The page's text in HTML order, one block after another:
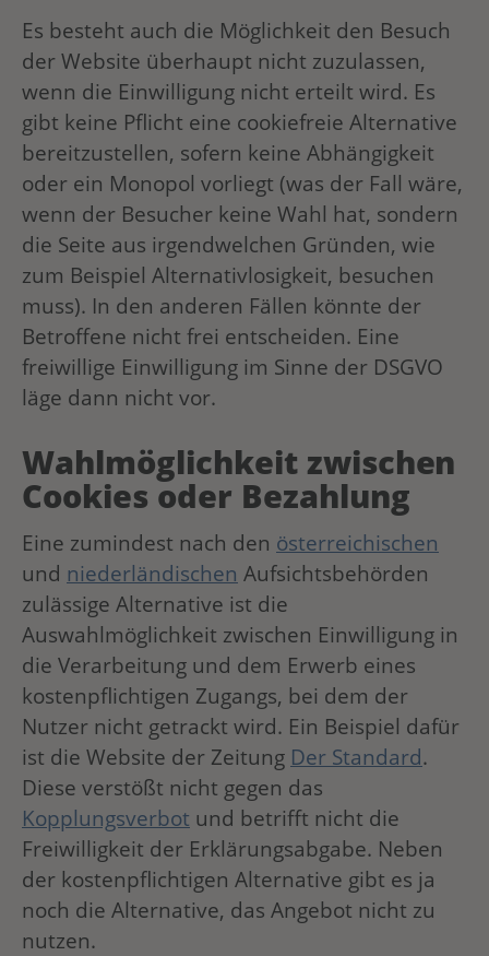
Es besteht auch die Möglichkeit den Besuch
der Website überhaupt nicht zuzulassen,
wenn die Einwilligung nicht erteilt wird. Es
gibt keine Pflicht eine cookiefreie Alternative
bereitzustellen, sofern keine Abhängigkeit
oder ein Monopol vorliegt (was der Fall wäre,
wenn der Besucher keine Wahl hat, sondern
die Seite aus irgendwelchen Gründen, wie
zum Beispiel Alternativlosigkeit, besuchen
muss). In den anderen Fällen könnte der
Betroffene nicht frei entscheiden. Eine
freiwillige Einwilligung im Sinne der DSGVO
läge dann nicht vor.
Wahlmöglichkeit zwischen
Cookies oder Bezahlung
Eine zumindest nach den österreichischen
und niederländischen Aufsichtsbehörden
zulässige Alternative ist die
Auswahlmöglichkeit zwischen Einwilligung in
die Verarbeitung und dem Erwerb eines
kostenpflichtigen Zugangs, bei dem der
Nutzer nicht getrackt wird. Ein Beispiel dafür
ist die Website der Zeitung Der Standard.
Diese verstößt nicht gegen das
Kopplungsverbot und betrifft nicht die
Freiwilligkeit der Erklärungsabgabe. Neben
der kostenpflichtigen Alternative gibt es ja
noch die Alternative, das Angebot nicht zu
nutzen.